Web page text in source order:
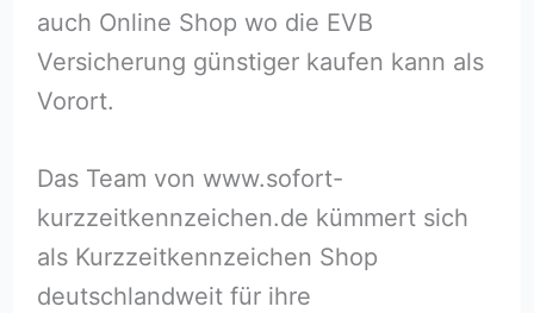
auch Online Shop wo die EVB
Versicherung günstiger kaufen kann als
Vorort.
Das Team von www.sofort-
kurzzeitkennzeichen.de kümmert sich
als Kurzzeitkennzeichen Shop
deutschlandweit für ihre